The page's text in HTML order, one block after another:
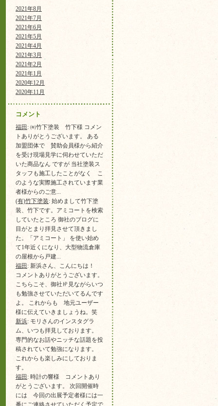
2021年8月
2021年7月
2021年6月
2021年5月
2021年4月
2021年3月
2021年2月
2021年1月
2020年12月
2020年11月
コメント
福田 : ㈲竹下塗装 竹下様 コメン
トありがとうございます。 ある
加盟団体で 賛助会員様から紹介
を受け現場見学に伺わせていただ
いた商品なん ですが 当社塗装ス
タッフも施工したことがなく こ
のような実際施工されています業
者様からのご意...
(有)竹下塗装: 始めまして竹下塗
装、竹下です。アミコートを検索
していたところ 御社のブログに
目がとまり拝見させて頂きまし
た。「アミコート」 を使い始め
て1年近くになり、大型物流倉庫
の屋根から戸建...
福田 : 新浜さん、こんにちは！
コメントありがとうございます。
こちらこそ、御社㏋見ながらいつ
も勉強させていただいてるんです
よ。 これからも 地元ユーザー
様に伝えていきましょうね。笑
新浜: モリさんのインスタグラ
ム、いつも拝見しております。
専門的なお話やニッチな話題を投
稿されていて勉強になります。
これからも楽しみにしておりま
す。
福田 : 時計の響様 コメントあり
がとうございます。 次回開催時
には 今回の出展予定者様には一
番にご連絡させていただく予定で